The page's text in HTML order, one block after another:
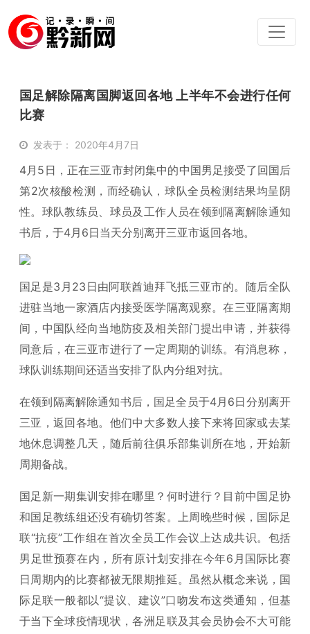
国足解除隔离国脚返回各地 上半年不会进行任何
比赛
发表于： 2020年4月7日
4月5日，正在三亚市封闭集中的中国男足接受了回国后
第2次核酸检测，而经确认，球队全员检测结果均呈阴
性。球队教练员、球员及工作人员在领到隔离解除通知
书后，于4月6日当天分别离开三亚市返回各地。
国足是3月23日由阿联酋迪拜飞抵三亚市的。随后全队
进驻当地一家酒店内接受医学隔离观察。在三亚隔离期
间，中国队经向当地防疫及相关部门提出申请，并获得
同意后，在三亚市进行了一定周期的训练。有消息称，
球队训练期间还适当安排了队内分组对抗。
在领到隔离解除通知书后，国足全员于4月6日分别离开
三亚，返回各地。他们中大多数人接下来将回家或去某
地休息调整几天，随后前往俱乐部集训所在地，开始新
周期备战。
国足新一期集训安排在哪里？何时进行？目前中国足协
和国足教练组还没有确切答案。上周晚些时候，国际足
联“抗疫”工作组在首次全员工作会议上达成共识。包括
男足世预赛在内，所有原计划安排在今年6月国际比赛
日周期内的比赛都被无限期推延。虽然从概念来说，国
际足联一般都以“提议、建议”口吻发布这类通知，但基
于当下全球疫情现状，各洲足联及其会员协会不大可能